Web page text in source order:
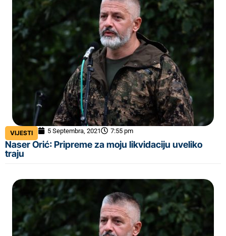
VIJESTI 5 Septembra, 2021 7:55 pm
Naser Orić: Pripreme za moju likvidaciju uveliko
traju